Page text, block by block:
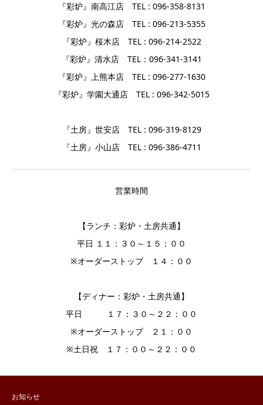
『彩炉』南高江店 TEL : 096-358-8131
『彩炉』光の森店 TEL : 096-213-5355
『彩炉』桜木店 TEL : 096-214-2522
『彩炉』清水店 TEL：096-341-3141
『彩炉』上熊本店 TEL : 096-277-1630
『彩炉』学園大通店 TEL : 096-342-5015
『土房』世安店 TEL : 096-319-8129
『土房』小山店 TEL : 096-386-4711
営業時間
【ランチ：彩炉・土房共通】
平日 １１：３０～１５：００
※オーダーストップ １４：００
【ディナー：彩炉・土房共通】
平日 １７：３０～２２：００
※オーダーストップ ２１：００
※土日祝 １７：００～２２：００
お知らせ